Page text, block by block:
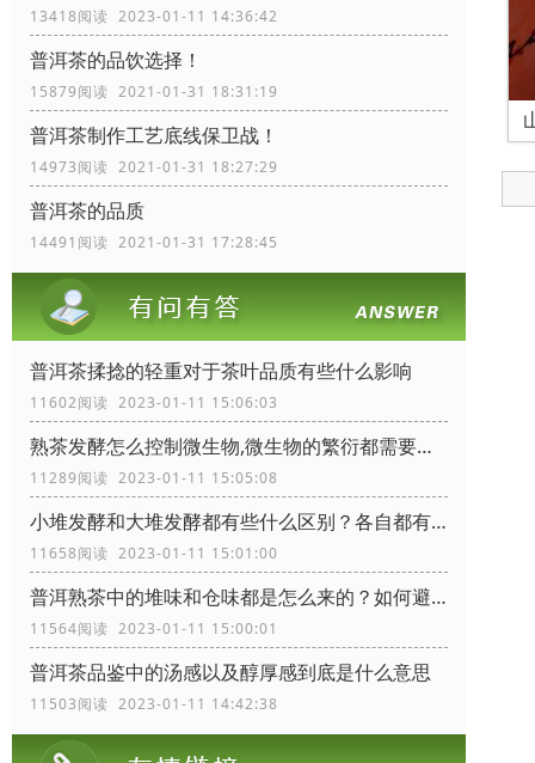
13418阅读 2023-01-11 14:36:42
普洱茶的品饮选择！
15879阅读 2021-01-31 18:31:19
普洱茶制作工艺底线保卫战！
14973阅读 2021-01-31 18:27:29
普洱茶的品质
14491阅读 2021-01-31 17:28:45
普洱茶揉捻的轻重对于茶叶品质有些什么影响
11602阅读 2023-01-11 15:06:03
熟茶发酵怎么控制微生物,微生物的繁衍都需要些什么条件
11289阅读 2023-01-11 15:05:08
小堆发酵和大堆发酵都有些什么区别？各自都有些什么优缺点
11658阅读 2023-01-11 15:01:00
普洱熟茶中的堆味和仓味都是怎么来的？如何避免？
11564阅读 2023-01-11 15:00:01
普洱茶品鉴中的汤感以及醇厚感到底是什么意思
11503阅读 2023-01-11 14:42:38